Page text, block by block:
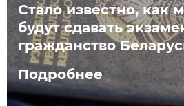
Стало известно, как
будут сдавать
гражданство
Подробнее